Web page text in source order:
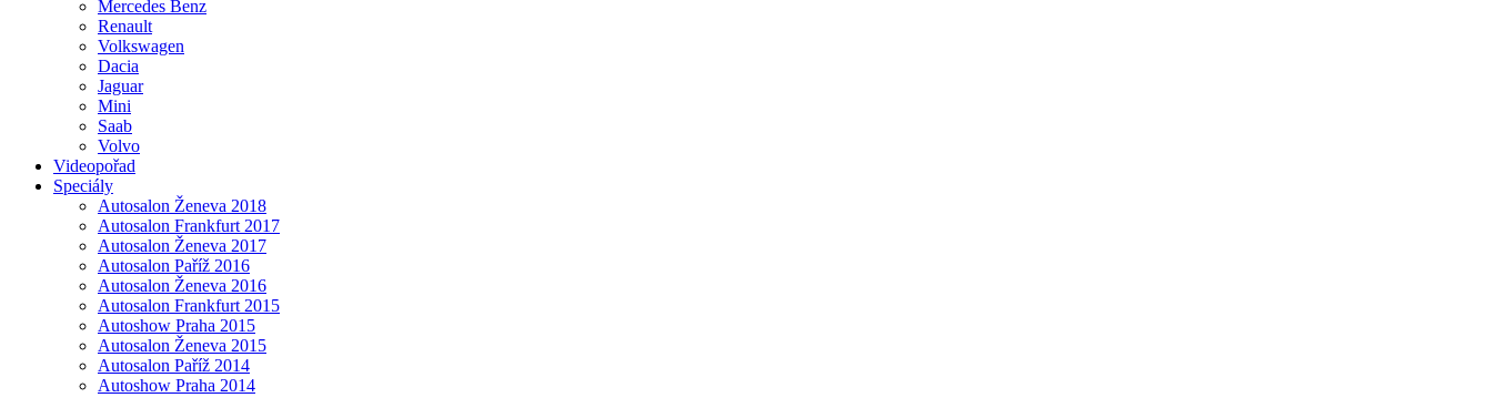
Mercedes Benz
Renault
Volkswagen
Dacia
Jaguar
Mini
Saab
Volvo
Videopořad
Speciály
Autosalon Ženeva 2018
Autosalon Frankfurt 2017
Autosalon Ženeva 2017
Autosalon Paříž 2016
Autosalon Ženeva 2016
Autosalon Frankfurt 2015
Autoshow Praha 2015
Autosalon Ženeva 2015
Autosalon Paříž 2014
Autoshow Praha 2014